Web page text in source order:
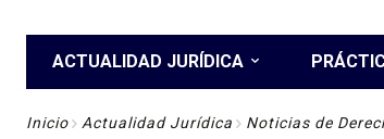
ACTUALIDAD JURÍDICA
Inicio Actualidad Jurídica Noticias de